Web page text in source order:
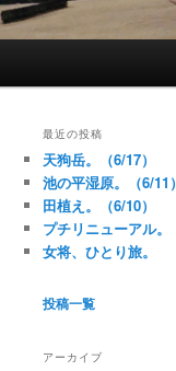
最近の投稿
天狗岳。（6/17）
池の平湿原。（6/11）
田植え。（6/10）
プチリニューアル。
女将、ひとり旅。
投稿一覧
アーカイブ